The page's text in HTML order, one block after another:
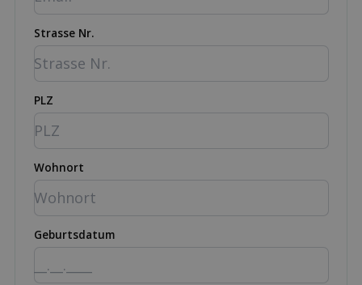
Strasse Nr.
PLZ
Wohnort
Geburtsdatum